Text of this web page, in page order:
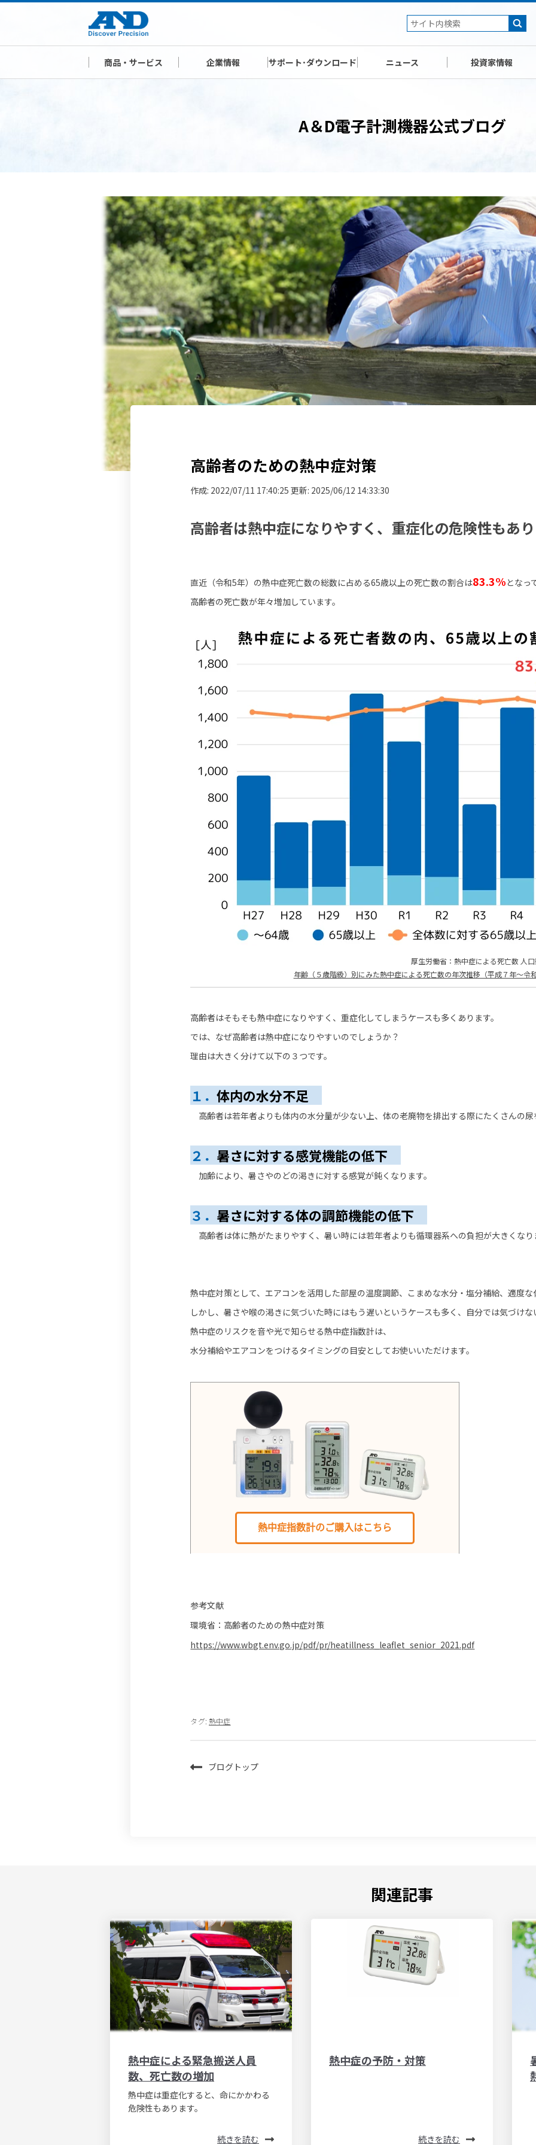
商品・サービス 企業情報 サポート･ダウンロード ニュース 投資家情報
A＆D電子計測機器公式ブログ
高齢者のための熱中症対策
作成: 2022/07/11 17:40:25更新: 2025/06/12 14:33:30
高齢者は熱中症になりやすく、重症化の危険性もあ
直近（令和5年）の熱中症死亡数の総数に占める65歳以上の死亡数の割合は83.3% となっ
高齢者の死亡数が年々増加しています。
厚生労働省：熱中症による死亡数 人
年齢（５歳階級）別にみた熱中症による死亡数の年次推移（平成７年～令
高齢者はそもそも熱中症になりやすく、重症化してしまうケースも多くあります。
では、なぜ高齢者は熱中症になりやすいのでしょうか？
理由は大きく分けて以下の３つです。
１．体内の水分不足
高齢者は若年者よりも体内の水分量が少ない上、体の老廃物を排出する際にたくさんの
２． 暑さに対する感覚機能の低下
加齢により、暑さやのどの渇きに対する感覚が鈍くなります。
３． 暑さに対する体の調節機能の低下
高齢者は体に熱がたまりやすく、暑い時には若年者よりも循環器系への負担が大きくなり
熱中症対策として、エアコンを活用した部屋の温度調節、こまめな水分・塩分補給、適度
しかし、暑さや喉の渇きに気づいた時にはもう遅いというケースも多く、自分では気づけ
熱中症のリスクを音や光で知らせる熱中症指数計は、
水分補給やエアコンをつけるタイミングの目安としてお使いいただけます。
参考文献
環境省：高齢者のための熱中症対策
https://www.wbgt.env.go.jp/pdf/pr/heatillness_leaflet_senior_2021.pdf
タグ: 熱中症
ブログトップ
関連記事
熱中症による緊急搬送人員
数、死亡数の増加
熱中症は重症化すると、命にかかわる
危険性もあります。
続きを読む
熱中症の予防・対策
続きを読む